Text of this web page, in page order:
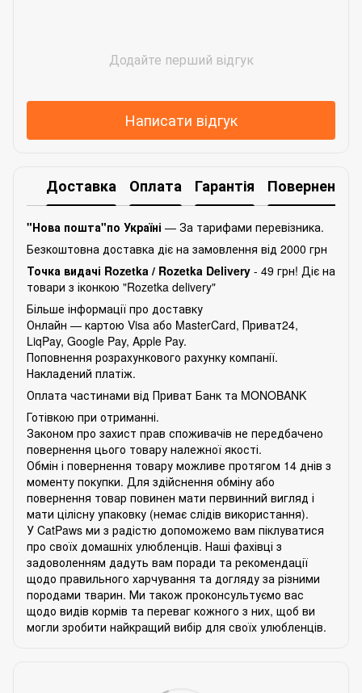
Додайте перший відгук
Написати відгук
Доставка Оплата Гарантія Повернення
"Нова пошта"по Україні — За тарифами перевізника.
Безкоштовна доставка діє на замовлення від 2000 грн
Точка видачі Rozetka / Rozetka Delivery - 49 грн! Діє на
товари з іконкою "Rozetka delivery"
Більше інформації про доставку
Онлайн — картою Visa або MasterCard, Приват24,
LiqPay, Google Pay, Apple Pay.
Поповнення розрахункового рахунку компанії.
Накладений платіж.
Оплата частинами від Приват Банк та MONOBANK
Готівкою при отриманні.
Законом про захист прав споживачів не передбачено
повернення цього товару належної якості.
Обмін і повернення товару можливе протягом 14 днів з
моменту покупки. Для здійснення обміну або
повернення товар повинен мати первинний вигляд і
мати цілісну упаковку (немає слідів використання).
У CatPaws ми з радістю допоможемо вам піклуватися
про своїх домашніх улюбленців. Наші фахівці з
задоволенням дадуть вам поради та рекомендації
щодо правильного харчування та догляду за різними
породами тварин. Ми також проконсультуємо вас
щодо видів кормів та переваг кожного з них, щоб ви
могли зробити найкращий вибір для своїх улюбленців.